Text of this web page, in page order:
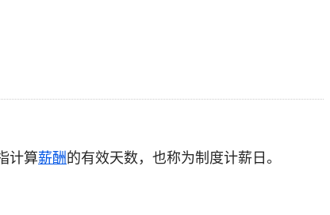
计算薪酬的有效天数，也称为制度计薪日。